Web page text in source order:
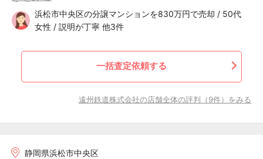
浜松市中央区の分譲マンションを830万円で売却 / 50代
女性 / 説明が丁寧 他3件
一括査定依頼する
遠州鉄道株式会社の店舗全体の評判（9件）をみる
静岡県浜松市中央区